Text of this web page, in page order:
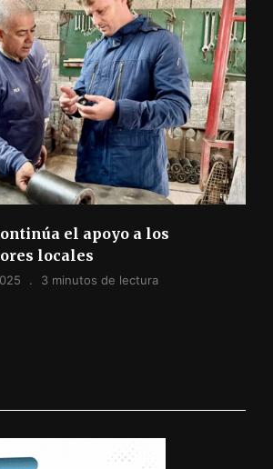
el apoyo a los
locales
3 minutos de lectura